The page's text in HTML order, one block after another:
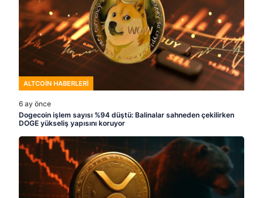
ALTCOIN HABERLERI
6 ay önce
Dogecoin işlem sayısı %94 düştü: Balinalar sahneden çekilirken
DOGE yükseliş yapısını koruyor